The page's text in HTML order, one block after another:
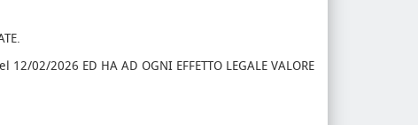
12/02/2026 ED HA AD OGNI EFFETTO LEGALE VALORE